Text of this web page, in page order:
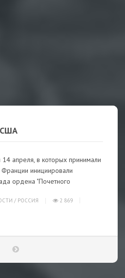
апреля, в которых принимали
инициировали
ордена "Почетного
/ РОССИЯ
2 869